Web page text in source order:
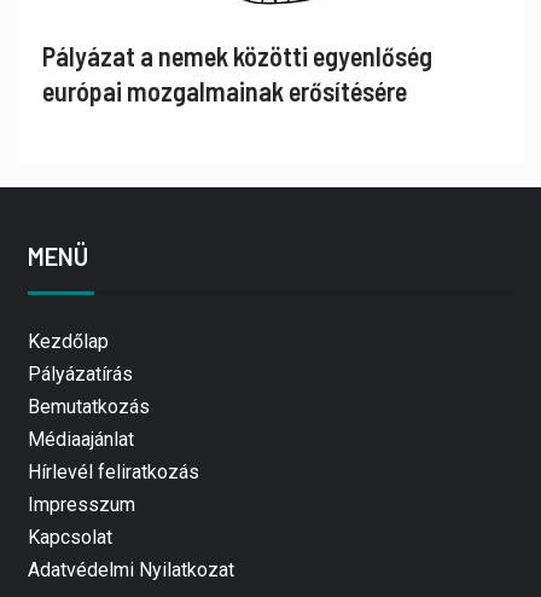
Pályázat a nemek közötti egyenlőség
európai mozgalmainak erősítésére
MENÜ
Kezdőlap
Pályázatírás
Bemutatkozás
Médiaajánlat
Hírlevél feliratkozás
Impresszum
Kapcsolat
Adatvédelmi Nyilatkozat